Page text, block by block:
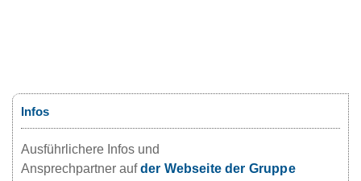
Infos
Ausführlichere Infos und
Ansprechpartner aufder Webseite der Gruppe